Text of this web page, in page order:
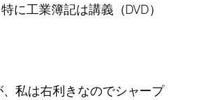
工業簿記は講義（DVD）
私は右利きなのでシャープ